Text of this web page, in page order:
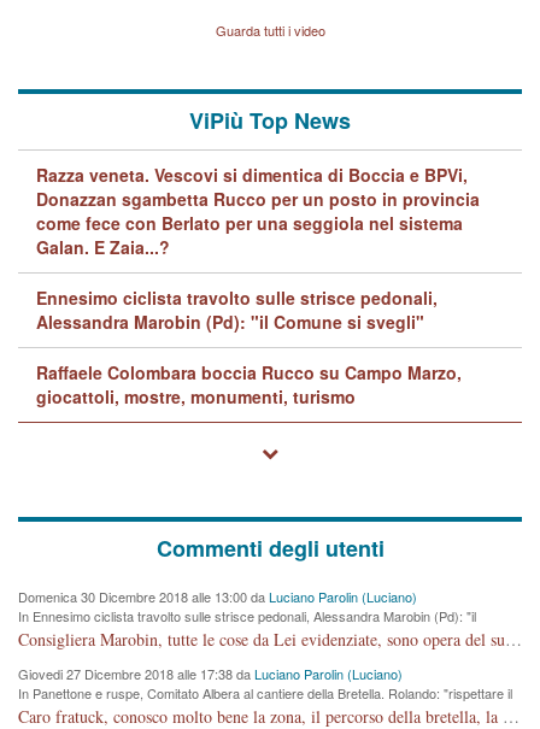
quelle di... Barbara D'UrsoGuarda tutti i video
ViPiù Top News
Razza veneta. Vescovi si dimentica di Boccia e BPVi,
Donazzan sgambetta Rucco per un posto in provincia
come fece con Berlato per una seggiola nel sistema
Galan. E Zaia...?
Ennesimo ciclista travolto sulle strisce pedonali,
Alessandra Marobin (Pd): "il Comune si svegli"
Raffaele Colombara boccia Rucco su Campo Marzo,
giocattoli, mostre, monumenti, turismo
Commenti degli utenti
Domenica 30 Dicembre 2018 alle 13:00 daLuciano Parolin (Luciano)
In Ennesimo ciclista travolto sulle strisce pedonali, Alessandra Marobin (Pd): "il
Comune si svegli"
Consigliera Marobin, tutte le cose da Lei evidenziate, sono opera del suo ex Assessore e compagno di Partito Antonio Marco Dalla Pozza Assessore alla "progettazione" di piste ciclabili e altre porcherie. A lui manderei il conto da saldare per incidenti e danni alle persone. E' ora che "finiamola." Avete perso rassegnatevi. qui IL SINDACO RUCCO NON C'ENTRA PER NIENTE. CAPITO!!!!!!!! Amen.
Giovedi 27 Dicembre 2018 alle 17:38 daLuciano Parolin (Luciano)
In Panettone e ruspe, Comitato Albera al cantiere della Bretella. Rolando: "rispettare il
cronoprogramma"
Caro fratuck, conosco molto bene la zona, il percorso della bretella, la situazione dei cittadini, abito in Viale Trento. A partire dal 2003 ho partecipato al Comitato di Maddalene pro bretella, e a riunioni propositive per apportare modifiche al progetto. Numerose mie foto del territorio sono arrivate a Roma, altri miei interventi (non graditi dalla Sx) sono stati pubblicati dal GdV, assieme ad altri come Ciro Asproso, ora favorevole alla bretella. Ho partecipato alla raccolta firme per la chiusura della strada x 5 giorni eseguita dal Sindaco Hullwech per sforamento 180 Micro/g. Pertanto come impegno per la tematica sono apposto con la coscienza. Ora il Progetto è partito, fine! Voglio dire che la nuova Giunta "comunale" non c'entra più. L'opera sarà "malauguratamente" eseguita, ma non con il mio placet. Il Consigliere Comunale dovrebbe capire che la campagna elettorale è finita, con buona pace di tutti. Quello che invece dovrebbe interessare è la proprietà della strada, dall'uscita autostradale Ovest, sino alla Rotatoria dell'Albara, vi sono tre possessori: Autostrade SpA; La Provincia, il Comune. Come la mettiamo per il futuro ? I costi, da 50 sono saliti a 100 milioni di € come dire 20 milioni a KM (!) da non credere. Comunque si farà. Ma nessuno canti Vittoria, anzi meglio non farne un ulteriore fatto "partitico" per questioni elettorali o di seggio. Se mi manda la sua mail, sono disponibile ad inviare i documenti e le foto sopra descritte. Con ossequi, Luciano Parolin